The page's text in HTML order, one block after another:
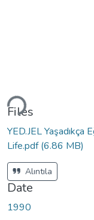
Files
YED.JEL Yaşadıkça
Life.pdf(6.86 MB)
Alıntıla
Date
1990